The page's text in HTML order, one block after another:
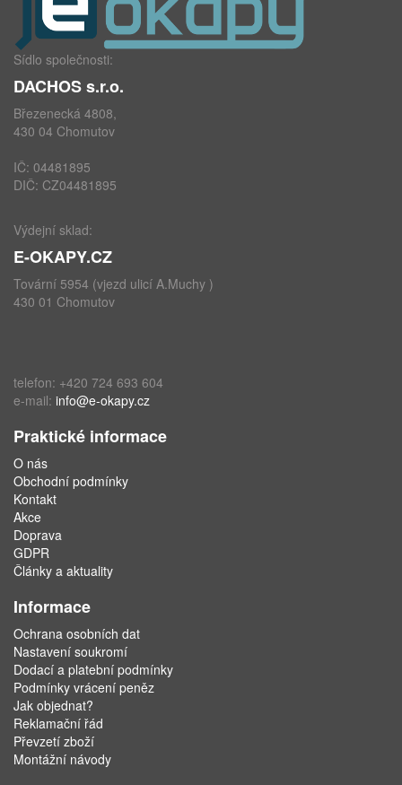
Sídlo společnosti:
DACHOS s.r.o.
Březenecká 4808,
430 04 Chomutov
IČ: 04481895
DIČ: CZ04481895
Výdejní sklad:
E-OKAPY.CZ
Tovární 5954 (vjezd ulicí A.Muchy )
430 01 Chomutov
telefon: +420 724 693 604
e-mail: info@e-okapy.cz
Praktické informace
O nás
Obchodní podmínky
Kontakt
Akce
Doprava
GDPR
Články a aktuality
Informace
Ochrana osobních dat
Nastavení soukromí
Dodací a platební podmínky
Podmínky vrácení peněz
Jak objednat?
Reklamační řád
Převzetí zboží
Montážní návody